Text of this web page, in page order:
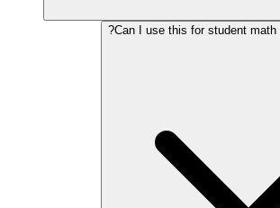
Can I use this for student math